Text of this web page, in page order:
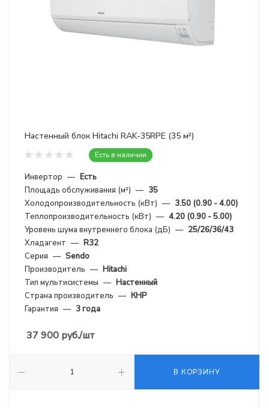
Настенный блок Hitachi RAK-35RPE (35 м²)
Есть в наличии
Инвертор — Есть
Площадь обслуживания (м²) — 35
Холодопроизводительность (кВт) — 3.50 (0.90 - 4.00)
Теплопроизводительность (кВт) — 4.20 (0.90 - 5.00)
Уровень шума внутреннего блока (дБ) — 25/26/36/43
Хладагент — R32
Серия — Sendo
Производитель — Hitachi
Тип мультисистемы — Настенный
Страна производитель — КНР
Гарантия — 3 года
37 900 руб./шт
В КОРЗИНУ